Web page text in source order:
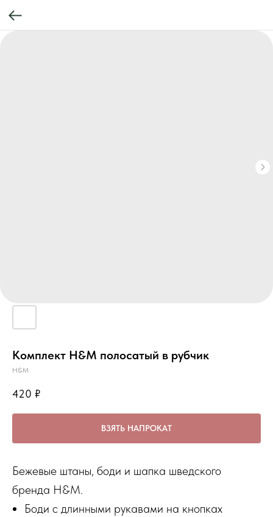
Комплект H&M полосатый в рубчик
H&M
420 ₽
ВЗЯТЬ НАПРОКАТ
Бежевые штаны, боди и шапка шведского
бренда H&M.
Боди с длинными рукавами на кнопках